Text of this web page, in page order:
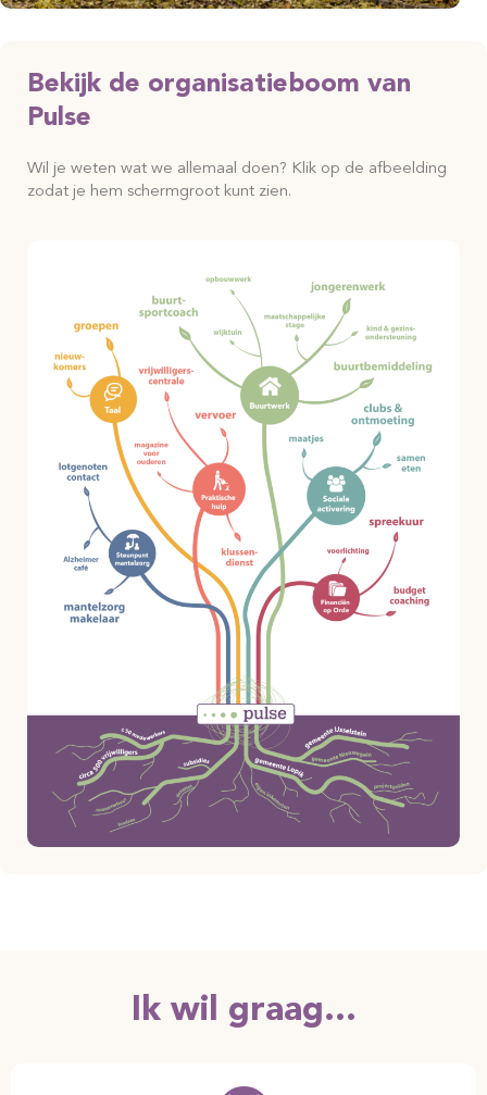
Bekijk de organisatieboom van
Pulse
Wil je weten wat we allemaal doen? Klik op de afbeelding
zodat je hem schermgroot kunt zien.
Ik wil graag...